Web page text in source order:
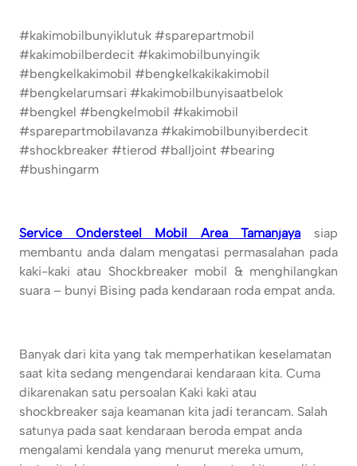
#kakimobilbunyiklutuk #sparepartmobil
#kakimobilberdecit #kakimobilbunyingik
#bengkelkakimobil #bengkelkakikakimobil
#bengkelarumsari #kakimobilbunyisaatbelok
#bengkel #bengkelmobil #kakimobil
#sparepartmobilavanza #kakimobilbunyiberdecit
#shockbreaker #tierod #balljoint #bearing
#bushingarm
Service Ondersteel Mobil Area Tamanjaya siap
membantu anda dalam mengatasi permasalahan pada
kaki-kaki atau Shockbreaker mobil & menghilangkan
suara – bunyi Bising pada kendaraan roda empat anda.
Banyak dari kita yang tak memperhatikan keselamatan
saat kita sedang mengendarai kendaraan kita. Cuma
dikarenakan satu persoalan Kaki kaki atau
shockbreaker saja keamanan kita jadi terancam. Salah
satunya pada saat kendaraan beroda empat anda
mengalami kendala yang menurut mereka umum,